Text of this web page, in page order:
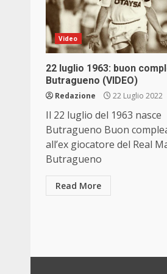
Video
22 luglio 1963: buon
Butragueno (VIDEO)
Redazione 22 Luglio 2022
Il 22 luglio del 1963 nasce
Butragueno Buon
all’ex giocatore del Real
Butragueno
Read More